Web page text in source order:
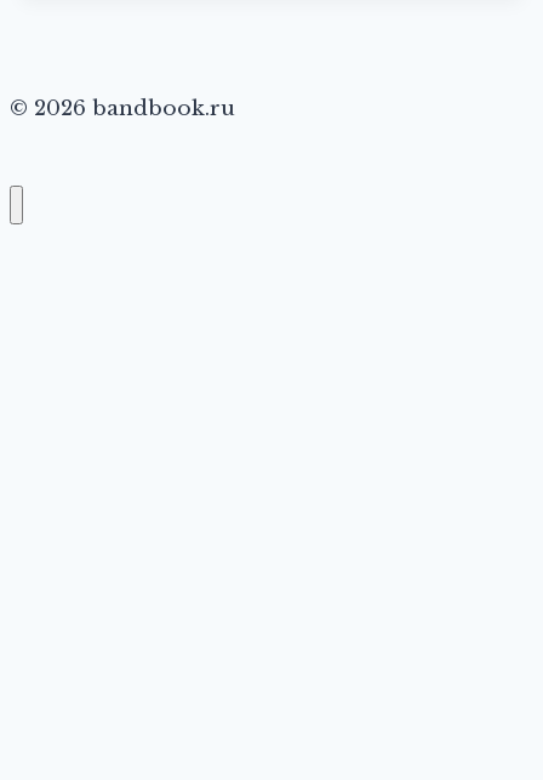
© 2026 bandbook.ru